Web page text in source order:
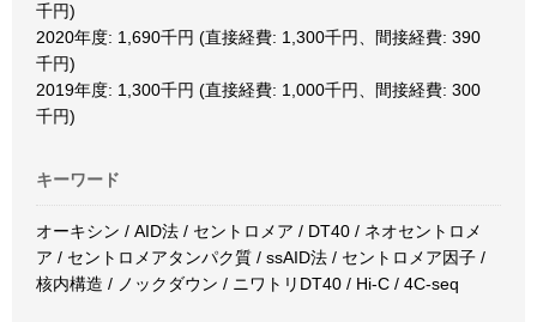
千円)
2020年度: 1,690千円 (直接経費: 1,300千円、間接経費: 390
千円)
2019年度: 1,300千円 (直接経費: 1,000千円、間接経費: 300
千円)
キーワード
オーキシン / AID法 / セントロメア / DT40 / ネオセントロメ
ア / セントロメアタンパク質 / ssAID法 / セントロメア因子 /
核内構造 / ノックダウン / ニワトリDT40 / Hi-C / 4C-seq